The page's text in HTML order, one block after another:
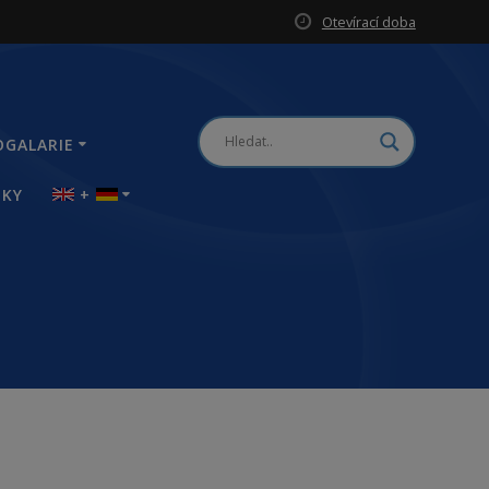
Otevírací doba
+